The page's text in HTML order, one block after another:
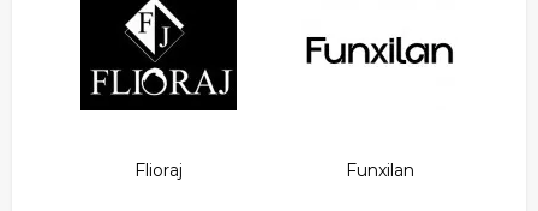
Flioraj Funxilan